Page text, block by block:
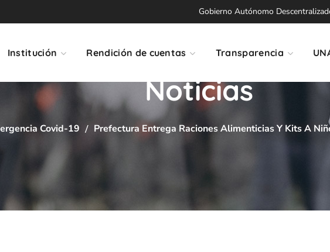
Gobierno Autónomo
Institución Rendición de cuentas Transparencia
Noticias
Covid-19 Prefectura Entrega Raciones Alimenticias Y Kits A